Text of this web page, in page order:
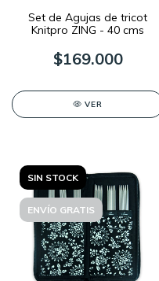
Set de Agujas de tricot
Knitpro ZING - 40 cms
$169.000
VER
SIN STOCK
ENVÍO GRATIS